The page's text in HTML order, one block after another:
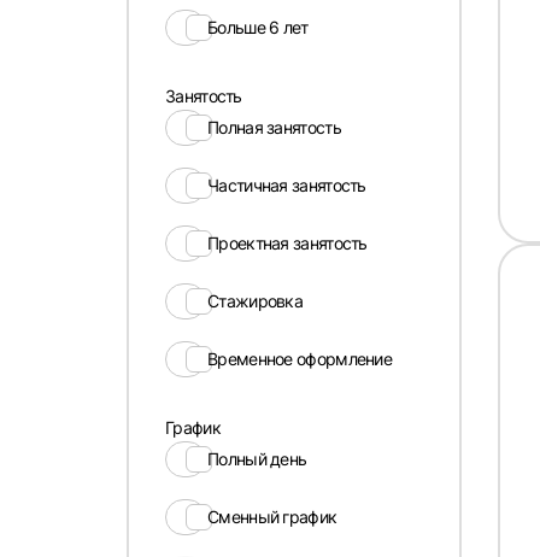
Больше 6 лет
Занятость
Полная занятость
Частичная занятость
Проектная занятость
Стажировка
Временное оформление
График
Полный день
Сменный график